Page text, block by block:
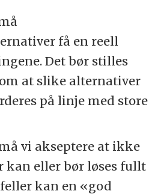
få en reell
Det bør stilles
at slike alternativer
på linje med store
vi akseptere at ikke
kan eller bør løses fullt
kan en «god